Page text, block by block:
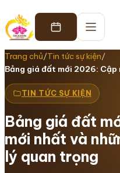
Trang chủ/Tin tức sự kiện/
Bảng giá đất mới 2026:
TIN TỨC SỰ KIỆN
Bảng giá đất
mới nhất và
lý quan trọng